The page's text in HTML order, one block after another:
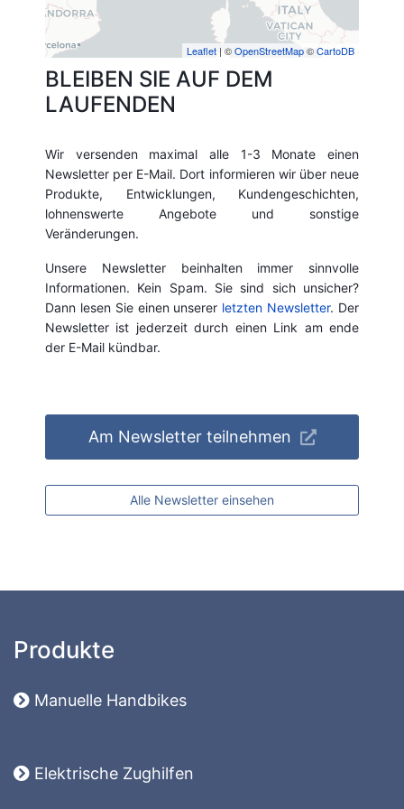
Leaflet | ©OpenStreetMap©CartoDB
BLEIBEN SIE AUF DEM
LAUFENDEN
Wir versenden maximal alle 1-3 Monate einen
Newsletter per E-Mail. Dort informieren wir über neue
Produkte, Entwicklungen, Kundengeschichten,
lohnenswerte Angebote und sonstige
Veränderungen.
Unsere Newsletter beinhalten immer sinnvolle
Informationen. Kein Spam. Sie sind sich unsicher?
Dann lesen Sie einen unserer letzten Newsletter. Der
Newsletter ist jederzeit durch einen Link am ende
der E-Mail kündbar.
Am Newsletter teilnehmen
Alle Newsletter einsehen
Produkte
Manuelle Handbikes
Elektrische Zughilfen